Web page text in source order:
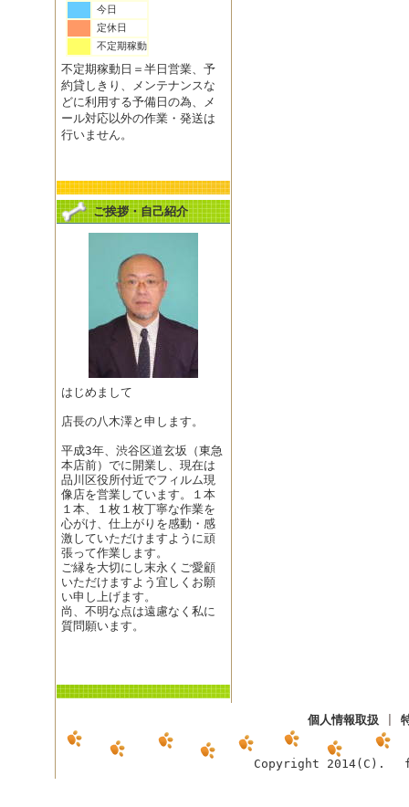
今日
定休日
不定期稼動
不定期稼動日＝半日営業、予
約貸しきり、メンテナンスな
どに利用する予備日の為、メ
ール対応以外の作業・発送は
行いません。
ご挨拶・自己紹介
はじめまして
店長の八木澤と申します。
平成3年、渋谷区道玄坂（東急
本店前）でに開業し、現在は
品川区役所付近でフィルム現
像店を営業しています。１本
１本、１枚１枚丁寧な作業を
心がけ、仕上がりを感動・感
激していただけますように頑
張って作業します。
ご縁を大切にし末永くご愛顧
いただけますよう宜しくお願
い申し上げます。
尚、不明な点は遠慮なく私に
質問願います。
個人情報取扱
Copyright 2014(C).